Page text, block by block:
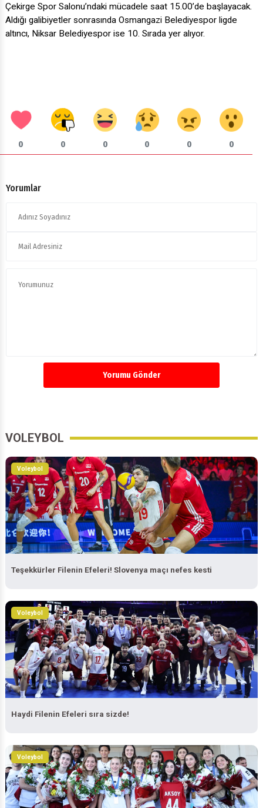
Çekirge Spor Salonu’ndaki mücadele saat 15.00’de başlayacak.
Aldığı galibiyetler sonrasında Osmangazi Belediyespor ligde
altıncı, Niksar Belediyespor ise 10. Sırada yer alıyor.
0 0 0 0 0 0
VOLEYBOL
Voleybol
Teşekkürler Filenin Efeleri! Slovenya maçı nefes kesti
Voleybol
Haydi Filenin Efeleri sıra sizde!
Voleybol